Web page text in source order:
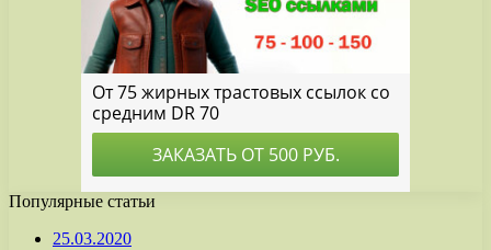
Популярные статьи
25.03.2020